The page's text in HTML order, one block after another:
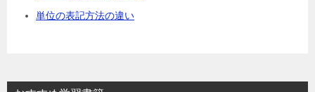
単位の表記方法の違い